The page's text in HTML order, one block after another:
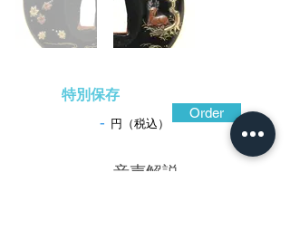
特別保存
- 円（税込）
Order
​音声解説